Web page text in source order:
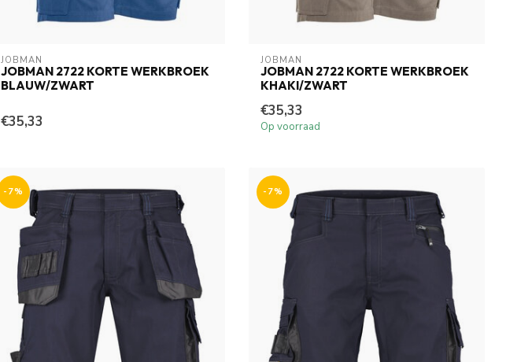
JOBMAN
JOBMAN 2722 KORTE WERKBROEK
BLAUW/ZWART
€35,33
JOBMAN
JOBMAN 2722 KORTE WERKBROEK
KHAKI/ZWART
€35,33
Op voorraad
-7% -7%